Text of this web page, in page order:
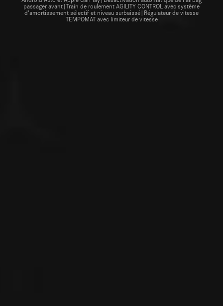
passager avant|Train de roulement AGILITY CONTROL avec système
d'amortissement sélectif et niveau surbaissé|Régulateur de vitesse
TEMPOMAT avec limiteur de vitesse